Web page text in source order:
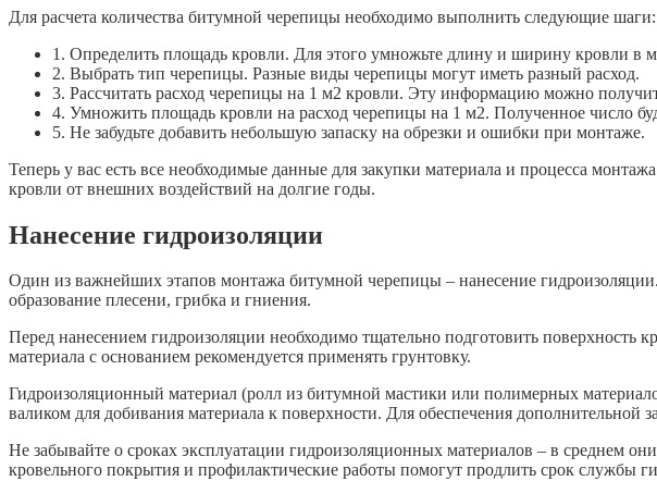
Для расчета количества битумной черепицы необходимо выполнить следующие шаги:
1. Определить площадь кровли. Для этого умножьте длину и ширину кровли в
2. Выбрать тип черепицы. Разные виды черепицы могут иметь разный расход.
3. Рассчитать расход черепицы на 1 м2 кровли. Эту информацию можно
4. Умножить площадь кровли на расход черепицы на 1 м2. Полученное число
5. Не забудьте добавить небольшую запаску на обрезки и ошибки при монтаже.
Теперь у вас есть все необходимые данные для закупки материала и процесса
кровли от внешних воздействий на долгие годы.
Нанесение гидроизоляции
Один из важнейших этапов монтажа битумной черепицы – нанесение
образование плесени, грибка и гниения.
Перед нанесением гидроизоляции необходимо тщательно подготовить
материала с основанием рекомендуется применять грунтовку.
Гидроизоляционный материал (ролл из битумной мастики или полимерных
валиком для добивания материала к поверхности. Для обеспечения дополнительной
Не забывайте о сроках эксплуатации гидроизоляционных материалов – в среднем
кровельного покрытия и профилактические работы помогут продлить срок службы